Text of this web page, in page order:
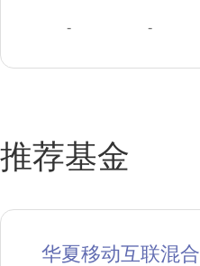
- -
推荐基金
华夏移动互联混合